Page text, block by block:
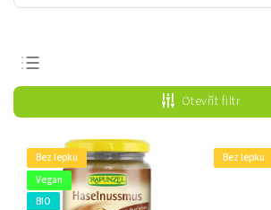
Nejprodávanější
Nejlevnější
Nejdražší
Abecedně
Otevřít filtr
Bez lepku
Vegan
BIO
Bez lepku